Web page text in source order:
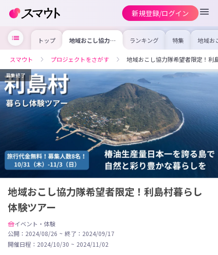
新規登録/ログイン
トップ 地域おこし協力隊
希望者限定！利島
ー
ランキング 特集 地域お
の求
を集め
事内容
を比較
合った
けよう
スマウト プロジェクトをさがす 地域おこし協力隊希望者限定！利
募集終了
地域おこし協力隊希望者限定！利島村暮らし
体験ツアー
イベント・体験
公開：2024/08/26 ~ 終了：2024/09/17
開催日程： 2024/10/30 ~ 2024/11/02